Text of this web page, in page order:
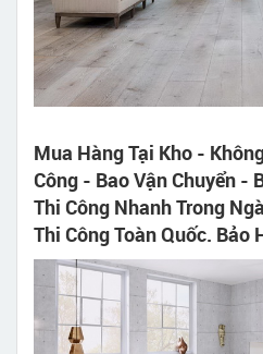
Mua Hàng Tại Kho -
Công - Bao Vận Chuyển -
Thi Công Nhanh Trong
Thi Công Toàn Quốc. Bảo